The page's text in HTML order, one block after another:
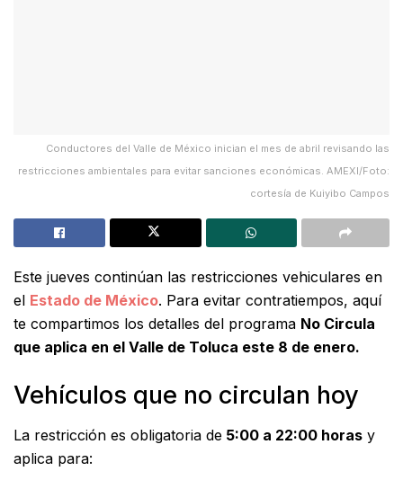
Conductores del Valle de México inician el mes de abril revisando las
restricciones ambientales para evitar sanciones económicas. AMEXI/Foto:
cortesía de Kuiyibo Campos
Este jueves continúan las restricciones vehiculares en
el Estado de México. Para evitar contratiempos, aquí
te compartimos los detalles del programa No Circula
que aplica en el Valle de Toluca este 8 de enero.
Vehículos que no circulan hoy
La restricción es obligatoria de 5:00 a 22:00 horas y
aplica para: